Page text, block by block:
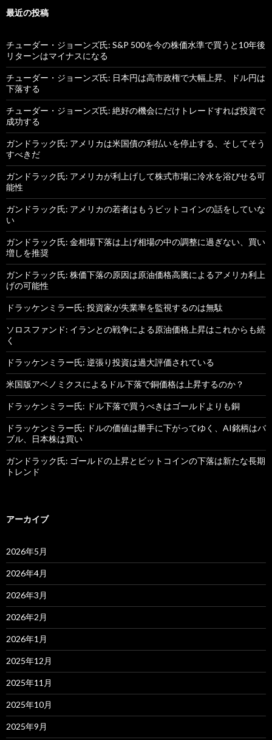
最近の投稿
チューダー・ジョーンズ氏: S&P 500を今の株価水準で買うと10年後
リターンはマイナスになる
チューダー・ジョーンズ氏: 日本円は高市政権で大幅上昇、ドル円は
下落する
チューダー・ジョーンズ氏: 絶好の機会にだけトレードすれば投資で
成功する
ガンドラック氏: アメリカは米国債の利払いを停止する、そしてそう
すべきだ
ガンドラック氏: アメリカが利上げして株式市場に冷水を浴びせる可
能性
ガンドラック氏: アメリカの若者はもうビットコインの話をしていな
い
ガンドラック氏: 金相場下落は上げ相場の中の調整に過ぎない、買い
増しを推奨
ガンドラック氏: 株価下落の原因は原油価格高騰によるアメリカ利上
げの可能性
ドラッケンミラー氏: 投資家が失業率を監視するのは無駄
ソロスファンド: イランとの戦争による原油価格上昇はこれからも続
く
ドラッケンミラー氏: 逆張り投資は過大評価されている
米国版アベノミクスによるドル下落で銅価格は上昇するのか？
ドラッケンミラー氏: ドル下落で買うべきはゴールドよりも銅
ドラッケンミラー氏: ドルの価値は勝手に下がってゆく、AI銘柄はバ
ブル、日本株は買い
ガンドラック氏: ゴールドの上昇とビットコインの下落は新たな長期
トレンド
アーカイブ
2026年5月
2026年4月
2026年3月
2026年2月
2026年1月
2025年12月
2025年11月
2025年10月
2025年9月